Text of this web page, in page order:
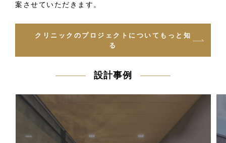
案させていただきます。
クリニックのプロジェクトについてもっと知
る
設計事例